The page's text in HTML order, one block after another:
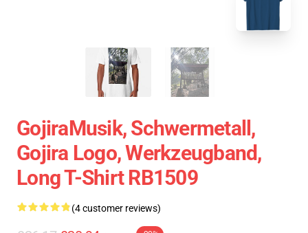
GojiraMusik, Schwermetall,
Gojira Logo, Werkzeugband,
Long T-Shirt RB1509
(4 customer reviews)